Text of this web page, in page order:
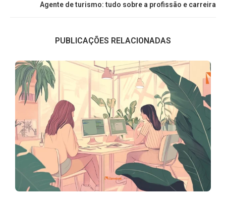
Agente de turismo: tudo sobre a profissão e carreira
PUBLICAÇÕES RELACIONADAS